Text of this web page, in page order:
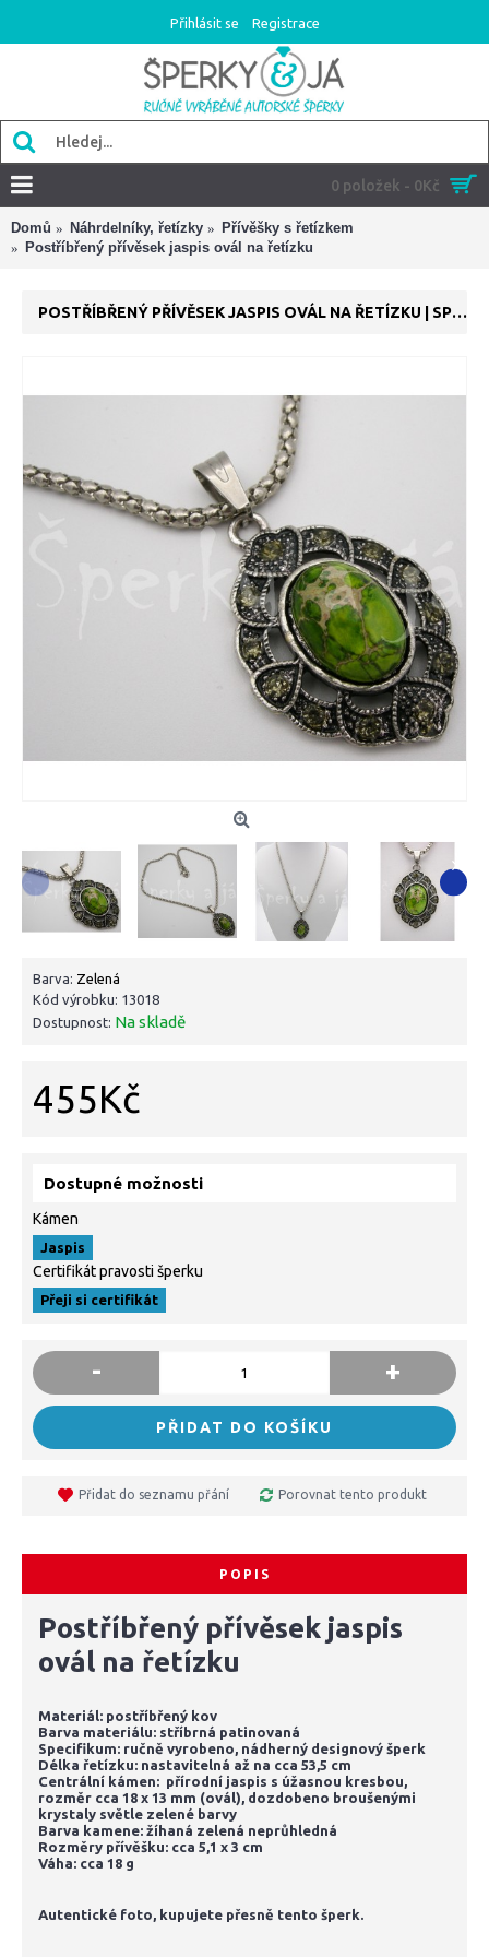
Přihlásit se Registrace
0 položek - 0Kč
Domů Náhrdelníky, řetízky
Přívěšky s řetízkem
Postříbřený přívěsek jaspis ovál na řetízku
POSTŘÍBŘENÝ PŘÍVĚSEK JASPIS OVÁL NA ŘETÍZKU | SPERKYAJA.CZ
Barva: Zelená
Kód výrobku: 13018
Dostupnost: Na skladě
455Kč
Dostupné možnosti
Kámen
Jaspis
Certifikát pravosti šperku
Přeji si certifikát
- +
PŘIDAT DO KOŠÍKU
Přidat do seznamu přání Porovnat tento produkt
POPIS
Postříbřený přívěsek jaspis
ovál na řetízku
Materiál: postříbřený kov
Barva materiálu: stříbrná patinovaná
Specifikum: ručně vyrobeno, nádherný designový šperk
Délka řetízku: nastavitelná až na cca 53,5 cm
Centrální kámen: přírodní jaspis s úžasnou kresbou,
rozměr cca 18 x 13 mm (ovál), dozdobeno broušenými
krystaly světle zelené barvy
Barva kamene: žíhaná zelená neprůhledná
Rozměry přívěšku: cca 5,1 x 3 cm
Váha: cca 18 g
Autentické foto, kupujete přesně tento šperk.